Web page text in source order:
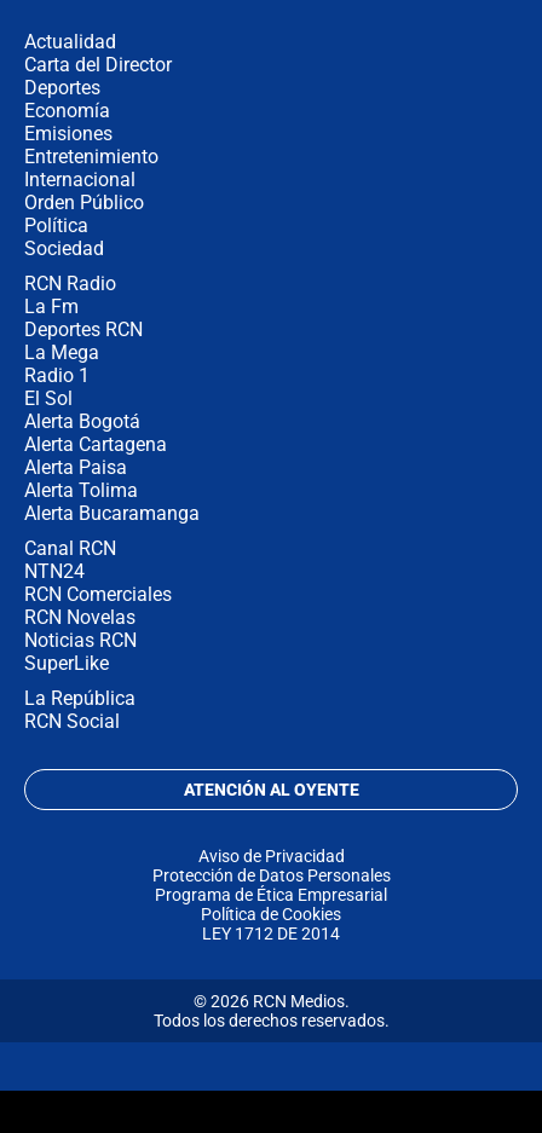
Actualidad
Carta del Director
Deportes
Economía
Emisiones
Entretenimiento
Internacional
Orden Público
Política
Sociedad
RCN Radio
La Fm
Deportes RCN
La Mega
Radio 1
El Sol
Alerta Bogotá
Alerta Cartagena
Alerta Paisa
Alerta Tolima
Alerta Bucaramanga
Canal RCN
NTN24
RCN Comerciales
RCN Novelas
Noticias RCN
SuperLike
La República
RCN Social
ATENCIÓN AL OYENTE
Aviso de Privacidad
Protección de Datos Personales
Programa de Ética Empresarial
Política de Cookies
LEY 1712 DE 2014
© 2026 RCN Medios.
Todos los derechos reservados.